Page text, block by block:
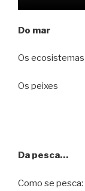
Do mar
Os
Os peixes
Da pesca…
Como se